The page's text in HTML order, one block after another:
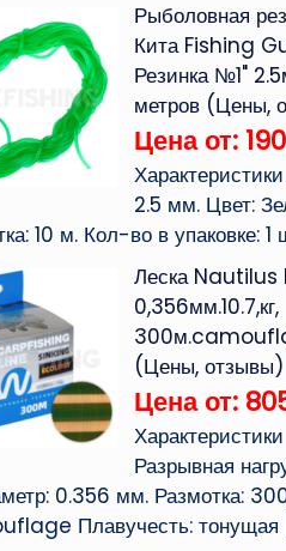
Рыболовная
Кита Fishing
Резинка №1"
метров (Цены,
Цена от:
2.5 мм. Цвет:
10 м. Кол-во в упаковке: 1
Леска
0,356мм.10.7,кг,
(Цены, отзывы)
Цена от:
Характеристики
Разрывная
0.356 мм. Размотка:
Плавучесть: тонущая